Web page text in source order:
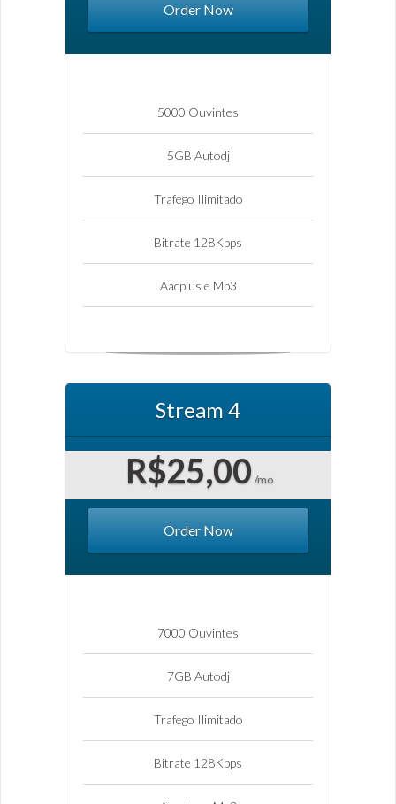
Order Now
5000 Ouvintes
5GB Autodj
Trafego Ilimitado
Bitrate 128Kbps
Aacplus e Mp3
Stream 4
R$25,00 /mo
Order Now
7000 Ouvintes
7GB Autodj
Trafego Ilimitado
Bitrate 128Kbps